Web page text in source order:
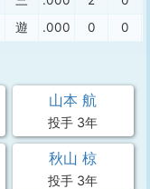
遊 .000 0 0
山本 航
投手 3年
秋山 椋
投手 3年